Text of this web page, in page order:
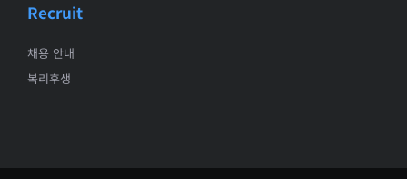
Recruit
채용 안내
복리후생